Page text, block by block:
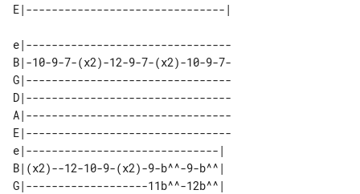
e|--------------------------------
B|-10-9-7-(x2)-12-9-7-(x2)-10-9-7-
G|--------------------------------
D|--------------------------------
A|--------------------------------
E|--------------------------------
e|------------------------------|
B|(x2)--12-10-9-(x2)-9-b^^-9-b^^|
G|-------------------11b^^-12b^^|